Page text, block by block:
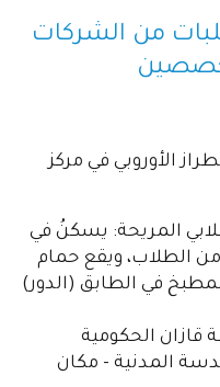
من الشركات
الأوروبي في مركز
المريحة: يسكنُ في
الغرفة الواحدة من 2 إلى 3 من الطلاب، ويقع حمام
في الطابق (الدور)
الحكومية
المدنية - مكان